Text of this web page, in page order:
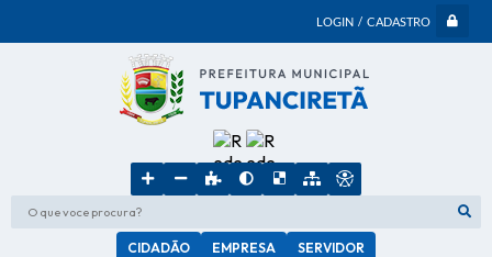
LOGIN / CADASTRO
O que voce procura?
CIDADÃO EMPRESA SERVIDOR